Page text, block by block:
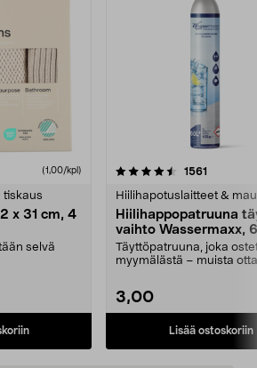
(1,00/kpl)
tiskaus
x 31 cm, 4
selvä
1561
Hiilihapotuslaitteet &
Hiilihappopatruuna
vaihto Wassermaxx,
Täyttöpatruuna, joka
myymälästä – muista
3,00
Lisää ostoskoriin
4.5viidestä